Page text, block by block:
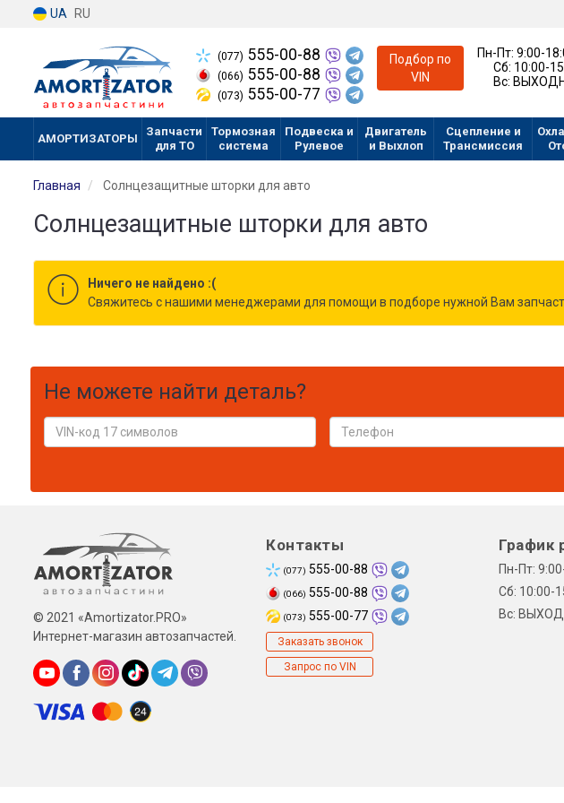
UA RU
(077) 555-00-88
(066) 555-00-88
(073) 555-00-77
Подбор по
VIN
Пн-Пт:9:00-
Сб: 10:00-
Вс:
АМОРТИЗАТОРЫ
Запчасти
для ТО
Тормозная
система
Подвеска и
Рулевое
Двигатель
и Выхлоп
Сцепление и
Трансмиссия
Главная Солнцезащитные шторки для авто
Солнцезащитные шторки для авто
Ничего не найдено :(
Cвяжитесь с нашими менеджерами для помощи в подборе нужной Вам
Не можете найти деталь?
© 2021 «Amortizator.PRO»
Интернет-магазин автозапчастей.
Контакты
(077) 555-00-88
(066) 555-00-88
(073) 555-00-77
Заказать звонок
Запрос по VIN
График
Пн-Пт:
Сб: 10:00-
Вс: